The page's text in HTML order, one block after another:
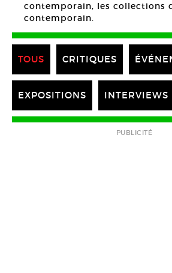
contemporain, les collections
contemporain.
TOUS CRITIQUES
EXPOSITIONS INTERVIEWS
PUBLICITÉ